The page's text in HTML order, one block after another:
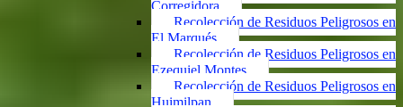
Corregidora
Recolección de Residuos Peligrosos en
El Marqués
Recolección de Residuos Peligrosos en
Ezequiel Montes
Recolección de Residuos Peligrosos en
Huimilpan